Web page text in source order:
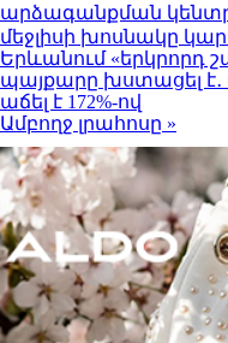
արձագանքման
մեջլիսի խոսնակը
Երևանում «երկրորդ
պայքարը խստացել է․
աճել է 172%-ով
Ամբողջ լրահոսը »